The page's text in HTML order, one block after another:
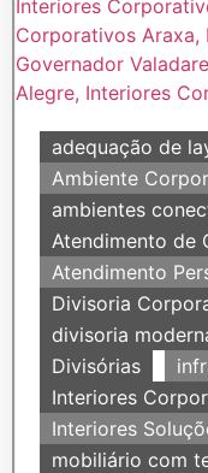
adequação de
Ambiente
ambientes
Atendimento de
Atendimento
Divisoria
divisoria
Divisórias
Interiores
Interiores
mobiliário com